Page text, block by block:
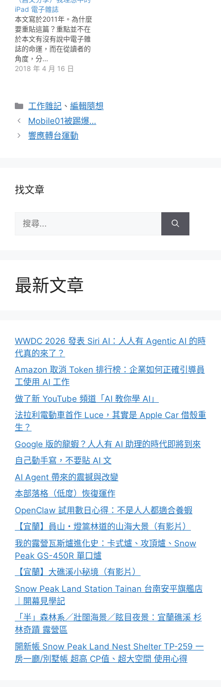
iPad 電子雜誌
本文寫於2011年。為什麼
要重貼這篇？重點並不在
於本文有沒有說中電子雜
誌的命運，而在從讀者的
角度，分…
2018 年 4 月 16 日
分
類
工作雜記 、編輯隨想
Mobile01被踢爆…
響應轉台運動
找文章
尋:
最新文章
WWDC 2026 發表 Siri AI：人人有 Agentic AI 的時
代真的來了？
Amazon 取消 Token 排行榜：企業如何正確引導員
工使用 AI 工作
做了新 YouTube 頻道「AI 教你學 AI」
法拉利電動車首作 Luce，其實是 Apple Car 借殼重
生？
Google 版的龍蝦？人人有 AI 助理的時代即將到來
自己動手寫，不要貼 AI 文
AI Agent 帶來的震撼與改變
本部落格（低度）恢復運作
OpenClaw 試用數日心得：不是人人都適合養蝦
【宜蘭】員山・燈篙林道的山海大景（有影片）
我的露營瓦斯爐進化史：卡式爐、攻頂爐、Snow
Peak GS-450R 單口爐
【宜蘭】大礁溪小秘境（有影片）
Snow Peak Land Station Tainan 台南安平旗艦店
｜開幕見學記
「半」森林系／壯闊海景／眩目夜景：宜蘭礁溪 杉
林奇蹟 露營區
開新帳 Snow Peak Land Nest Shelter TP-259 一
房一廳/別墅帳 超高 CP值、超大空間 使用心得